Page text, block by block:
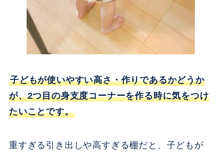
子どもが使いやすい高さ・作りであるかどうか
が、2つ目の身支度コーナーを作る時に気をつけ
たいことです。
重すぎる引き出しや高すぎる棚だと、子どもが